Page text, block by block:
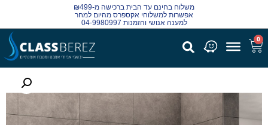
משלוח בחינם עד הבית ברכישה מ-₪499
אפשרות למשלוחי אקספרס מהיום למחר
למענה אנושי והזמנות 04-9980997
0